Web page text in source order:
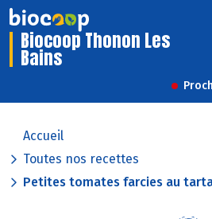
Biocoop Thonon Les
Bains
Accueil
Toutes nos recettes
Petites tomates farcies au